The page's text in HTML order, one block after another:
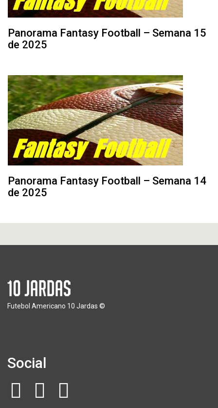
Panorama Fantasy Football – Semana 15
de 2025
Panorama Fantasy Football – Semana 14
de 2025
Futebol Americano 10 Jardas ©
Social